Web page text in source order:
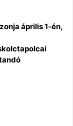
április 1-én,